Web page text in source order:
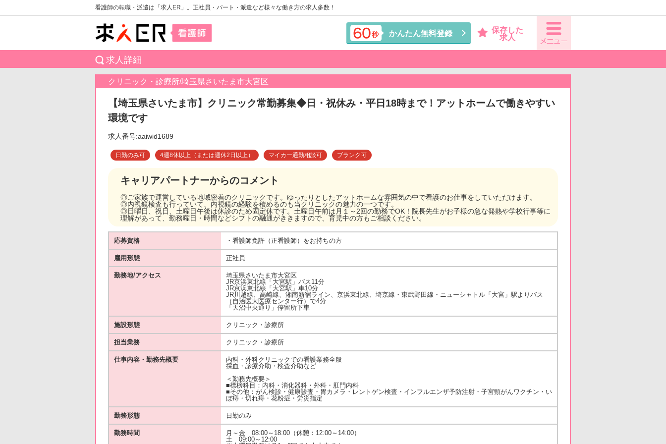
看護師の転職・派遣は「求人ER」。正社員・パート・派遣など様々な働き方の求人多数！
かんたん無料登録
保存した
求人
求人詳細
クリニック・診療所/埼玉県さいたま市大宮区
【埼玉県さいたま市】クリニック常勤募集◆日・祝休み・平日18時まで！アットホームで働きやすい
環境です
求人番号:aaiwid1689
日勤のみ可 4週8休以上（または週休2日以上） マイカー通勤相談可 ブランク可
キャリアパートナーからのコメント
◎ご家族で運営している地域密着のクリニックです。ゆったりとしたアットホームな雰囲気の中で看護のお仕事をしていただけます。
◎内視鏡検査も行っていて、内視鏡の経験を積めるのも当クリニックの魅力の一つです。
◎日曜日、祝日、土曜日午後は休診のため固定休です。土曜日午前は月１～2回の勤務でOK！院長先生がお子様の急な発熱や学校行事等に
理解があって、勤務曜日・時間などシフトの融通がききますので、育児中の方もご相談ください。
応募資格 ・看護師免許（正看護師）をお持ちの方
雇用形態 正社員
勤務地/アクセス
埼玉県さいたま市大宮区
JR京浜東北線「大宮駅」バス11分
JR京浜東北線「大宮駅」車10分
JR川越線、高崎線、湘南新宿ライン、京浜東北線、埼京線・東武野田線・ニューシャトル「大宮」駅よりバス
（自治医大医療センター行）で4分
「天沼中央通り」停留所下車
施設形態 クリニック・診療所
担当業務 クリニック・診療所
仕事内容・勤務先概要
内科・外科クリニックでの看護業務全般
採血・診療介助・検査介助など
＜勤務先概要＞
■標榜科目：内科・消化器科・外科・肛門内科
■その他：がん検診・健康診査・胃カメラ・レントゲン検査・インフルエンザ予防注射・子宮頸がんワクチン・い
ぼ痔・切れ痔・花粉症・労災指定
勤務形態 日勤のみ
勤務時間
月～金 08:00～18:00（休憩：12:00～14:00）
土 09:00～12:00